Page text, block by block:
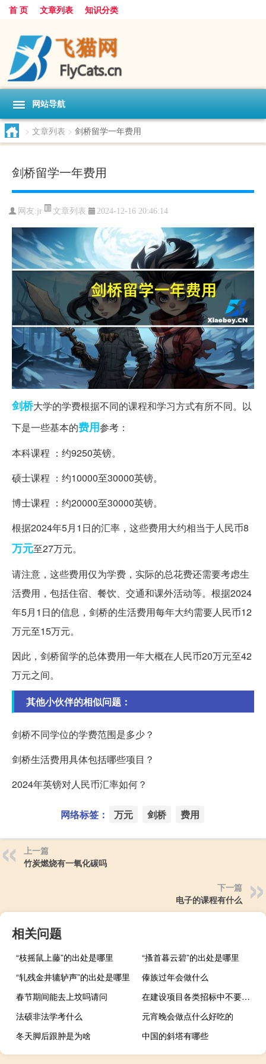
首 页 文章列表 知识分类
网站导航
> 文章列表 > 剑桥留学一年费用
剑桥留学一年费用
网友:jr 文章列表 2024-12-16 20:46:14
剑桥大学的学费根据不同的课程和学习方式有所不同。以
下是一些基本的费用参考：
本科课程 ：约9250英镑。
硕士课程 ：约10000至30000英镑。
博士课程 ：约20000至30000英镑。
根据2024年5月1日的汇率，这些费用大约相当于人民币8
万元至27万元。
请注意，这些费用仅为学费，实际的总花费还需要考虑生
活费用，包括住宿、餐饮、交通和课外活动等。根据2024
年5月1日的信息，剑桥的生活费用每年大约需要人民币12
万元至15万元。
因此，剑桥留学的总体费用一年大概在人民币20万元至42
万元之间。
其他小伙伴的相似问题：
剑桥不同学位的学费范围是多少？
剑桥生活费用具体包括哪些项目？
2024年英镑对人民币汇率如何？
网络标签： 万元 剑桥 费用
上一篇
竹炭燃烧有一氧化碳吗
下一篇
电子的课程有什么
相关问题
“枝摇鼠上藤”的出处是哪里
“搔首暮云碧”的出处是哪里
“轧残金井辘轳声”的出处是哪里
傣族过年会做什么
春节期间能去上坟吗请问
在建设项目各类招标中不要求投标人依据给定工作量报价的是( )招标。
法硕非法学考什么
元宵晚会做点什么好吃的
冬天脚后跟肿是为啥
中国的斜塔有哪些